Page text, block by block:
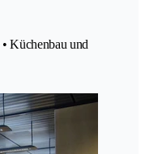
Küchenbau und